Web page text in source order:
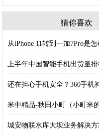
猜你喜欢
从iPhone 11转到一加7Pro是
上半年中国智能手机出货量
还在担心手机安全？360手机
米中精品-秋田小町（小町米
城安物联水库大坝业务解决